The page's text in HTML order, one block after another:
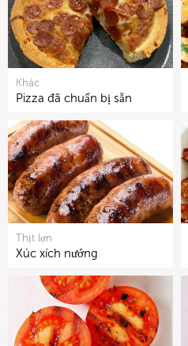
Khác
Pizza đã chuẩn bị sẵn
Thịt lợn
Xúc xích nướng